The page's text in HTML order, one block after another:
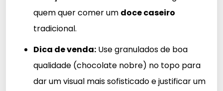
quem quer comer um doce caseiro
tradicional.
Dica de venda: Use granulados de boa
qualidade (chocolate nobre) no topo para
dar um visual mais sofisticado e justificar um